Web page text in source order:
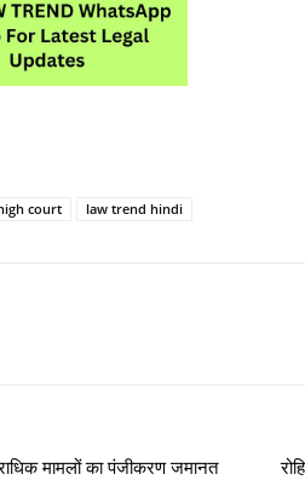
court law trend hindi
मामलों का पंजीकरण जमानत